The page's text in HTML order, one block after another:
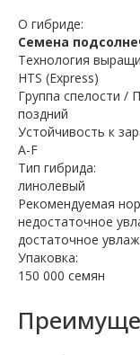
О гибриде:
Семена
Технология
HTS (Express)
Группа спелости /
поздний
Устойчивость к
A-F
Тип гибрида:
линолевый
Рекомендуемая
недостаточное
достаточное
Упаковка:
150 000 семян